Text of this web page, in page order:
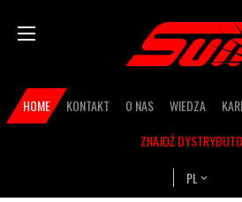
Secondary
HOME KONTAKT O NAS WIEDZA
ZNAJDŹ
PL